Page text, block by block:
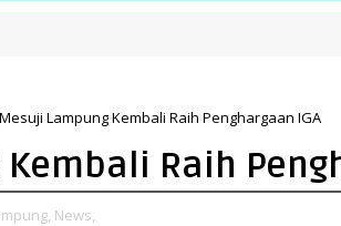
Mesuji Lampung Kembali Raih Penghargaan IGA
Raih
News,